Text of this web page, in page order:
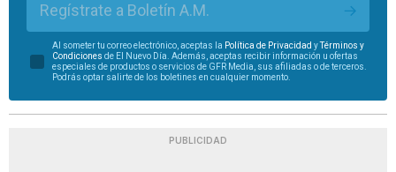
Regístrate a Boletín A.M.
Al someter tu correo electrónico, aceptas la Política de Privacidad yTérminos y
Condiciones de El Nuevo Día. Además, aceptas recibir información u ofertas
especiales de productos o servicios de GFR Media, sus afiliadas o de terceros.
Podrás optar salirte de los boletines en cualquier momento.
PUBLICIDAD